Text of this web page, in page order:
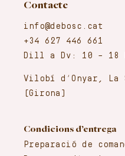
Contacte
info@debosc.cat
+34 627 446 661
Dill a Dv: 10 – 18
Vilobí d’Onyar, La
(Girona)
Condicions d’entrega
Preparació de